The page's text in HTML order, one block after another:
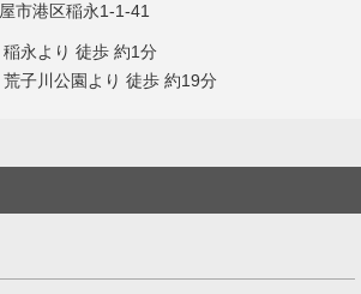
市港区稲永1-1-41
永より 徒歩 約1分
子川公園より 徒歩 約19分